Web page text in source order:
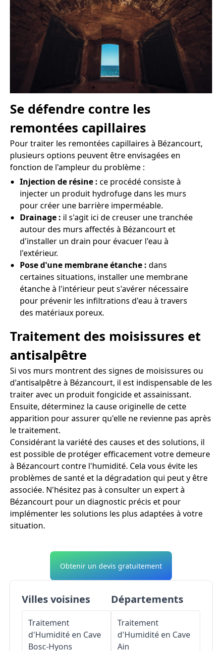
Se défendre contre les
remontées capillaires
Pour traiter les remontées capillaires à Bézancourt,
plusieurs options peuvent être envisagées en
fonction de l'ampleur du problème :
Injection de résine : ce procédé consiste à
injecter un produit hydrofuge dans les murs
pour créer une barrière imperméable.
Drainage : il s'agit ici de creuser une tranchée
autour des murs affectés à Bézancourt et
d'installer un drain pour évacuer l'eau à
l'extérieur.
Pose d'une membrane étanche : dans
certaines situations, installer une membrane
étanche à l'intérieur peut s'avérer nécessaire
pour prévenir les infiltrations d'eau à travers
des matériaux poreux.
Traitement des moisissures et
antisalpêtre
Si vos murs montrent des signes de moisissures ou
d'antisalpêtre à Bézancourt, il est indispensable de les
traiter avec un produit fongicide et assainissant.
Ensuite, déterminez la cause originelle de cette
apparition pour assurer qu'elle ne revienne pas après
le traitement.
Considérant la variété des causes et des solutions, il
est possible de protéger efficacement votre demeure
à Bézancourt contre l'humidité. Cela vous évite les
problèmes de santé et la dégradation qui peut y être
associée. N'hésitez pas à consulter un expert à
Bézancourt pour un diagnostic précis et pour
implémenter les solutions les plus adaptées à votre
situation.
Obtenir un devis gratuitement
Villes voisines
Traitement
d'Humidité en Cave
Bosc-Hyons
Départements
Traitement
d'Humidité en Cave
Ain